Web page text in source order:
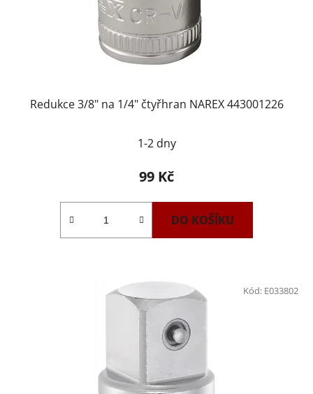
Redukce 3/8" na 1/4" čtyřhran NAREX 443001226
1-2 dny
99 Kč
DO KOŠÍKU
Kód: E033802